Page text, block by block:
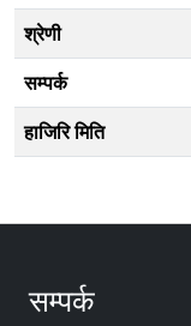
श्रेणी
सम्पर्क
हाजिरि मिति
सम्पर्क